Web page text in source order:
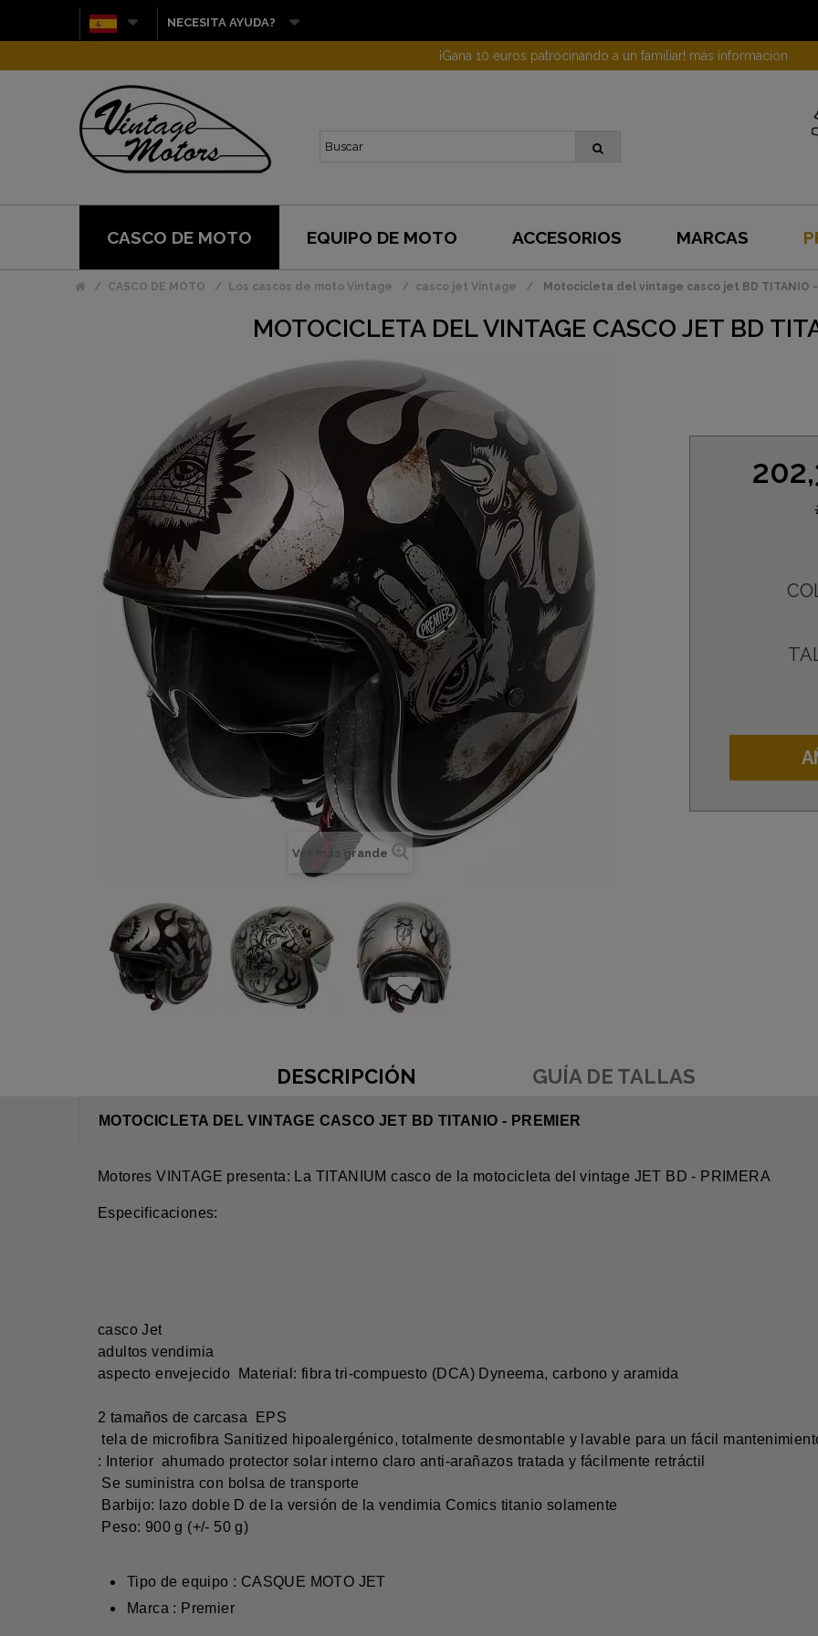
NECESITA AYUDA?
¡Gana 10 euros patrocinando a un familiar! más información
CASCO DE MOTO EQUIPO DE MOTO ACCESORIOS MARCAS
CASCO DE MOTO Los cascos de moto Vintage casco jet Vintage Motocicleta del vintage casco jet BD TITANIO -
MOTOCICLETA DEL VINTAGE CASCO JET BD
Ver más grande
DESCRIPCIÓN GUÍA DE TALLAS
MOTOCICLETA DEL VINTAGE CASCO JET BD TITANIO - PREMIER
Motores VINTAGE presenta: La TITANIUM casco de la motocicleta del vintage JET BD - PRIMERA
Especificaciones:
casco Jet
adultos vendimia
aspecto envejecido Material: fibra tri-compuesto (DCA) Dyneema, carbono y aramida
2 tamaños de carcasa EPS
tela de microfibra Sanitized hipoalergénico, totalmente desmontable y lavable para un fácil
: Interior ahumado protector solar interno claro anti-arañazos tratada y fácilmente retráctil
Se suministra con bolsa de transporte
Barbijo: lazo doble D de la versión de la vendimia Comics titanio solamente
Peso: 900 g (+/- 50 g)
Tipo de equipo : CASQUE MOTO JET
Marca : Premier